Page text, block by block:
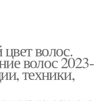
волос.
волос 2023-
техники,